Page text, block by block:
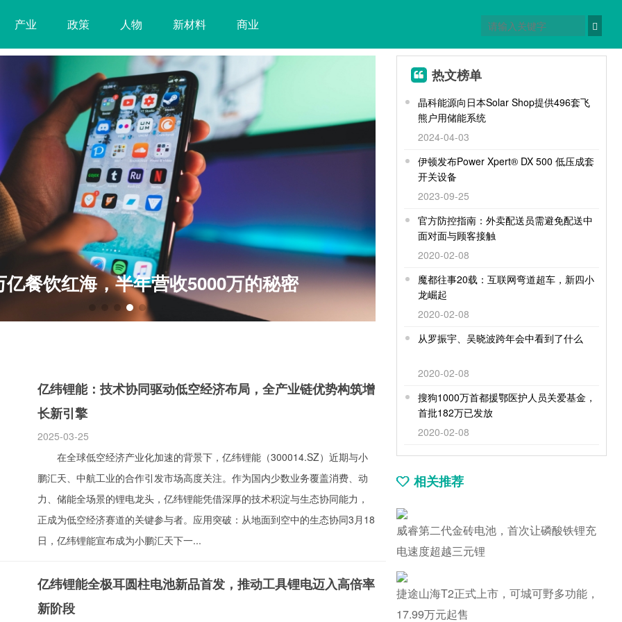
产业 政策 人物 新材料 商业
亿餐饮红海，半年营收5000万的秘密 2020年
亿纬锂能：技术协同驱动低空经济布局，全产业链优势构筑增
长新引擎
2025-03-25
在全球低空经济产业化加速的背景下，亿纬锂能（300014.SZ）近期与小
鹏汇天、中航工业的合作引发市场高度关注。作为国内少数业务覆盖消费、动
力、储能全场景的锂电龙头，亿纬锂能凭借深厚的技术积淀与生态协同能力，
正成为低空经济赛道的关键参与者。应用突破：从地面到空中的生态协同3月18
日，亿纬锂能宣布成为小鹏汇天下一...
亿纬锂能全极耳圆柱电池新品首发，推动工具锂电迈入高倍率
新阶段
热文榜单
晶科能源向日本Solar Shop提供496套飞
熊户用储能系统
2024-04-03
伊顿发布Power Xpert® DX 500 低压成套
开关设备
2023-09-25
官方防控指南：外卖配送员需避免配送中
面对面与顾客接触
2020-02-08
魔都往事20载：互联网弯道超车，新四小
龙崛起
2020-02-08
从罗振宇、吴晓波跨年会中看到了什么
2020-02-08
搜狗1000万首都援鄂医护人员关爱基金，
首批182万已发放
2020-02-08
相关推荐
威睿第二代金砖电池，首次让磷酸铁锂充
电速度超越三元锂
捷途山海T2正式上市，可城可野多功能，
17.99万元起售